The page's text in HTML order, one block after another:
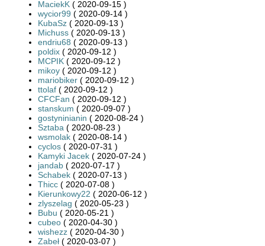
MaciekK ( 2020-09-15 )
wycior99 ( 2020-09-14 )
KubaSz ( 2020-09-13 )
Michuss ( 2020-09-13 )
endriu68 ( 2020-09-13 )
poldix ( 2020-09-12 )
MCPIK ( 2020-09-12 )
mikoy ( 2020-09-12 )
mariobiker ( 2020-09-12 )
ttolaf ( 2020-09-12 )
CFCFan ( 2020-09-12 )
stanskum ( 2020-09-07 )
gostyninianin ( 2020-08-24 )
Sztaba ( 2020-08-23 )
wsmolak ( 2020-08-14 )
cyclos ( 2020-07-31 )
Kamyki Jacek ( 2020-07-24 )
jandab ( 2020-07-17 )
Schabek ( 2020-07-13 )
Thicc ( 2020-07-08 )
Kierunkowy22 ( 2020-06-12 )
zlyszelag ( 2020-05-23 )
Bubu ( 2020-05-21 )
cubeo ( 2020-04-30 )
wishezz ( 2020-04-30 )
Zabeł ( 2020-03-07 )